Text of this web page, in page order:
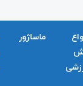
ماساژور